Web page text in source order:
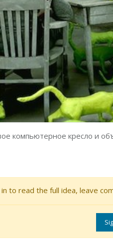
компьютерное кресло и
in to read the full idea, leave